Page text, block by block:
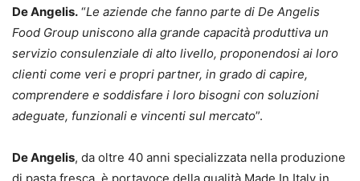
De Angelis. “Le aziende che fanno parte di De Angelis
Food Group uniscono alla grande capacità produttiva un
servizio consulenziale di alto livello, proponendosi ai loro
clienti come veri e propri partner, in grado di capire,
comprendere e soddisfare i loro bisogni con soluzioni
adeguate, funzionali e vincenti sul mercato”.
De Angelis, da oltre 40 anni specializzata nella produzione